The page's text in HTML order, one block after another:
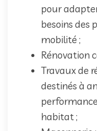
pour
besoins des
mobilité ;
Rénovation
Travaux de
destinés à
habitat ;